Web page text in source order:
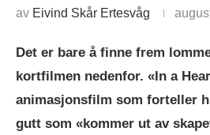
av Eivind Skår Ertesvåg
Det er bare å finne frem
kortfilmen nedenfor. «In a
animasjonsfilm som forteller
gutt som «kommer ut av